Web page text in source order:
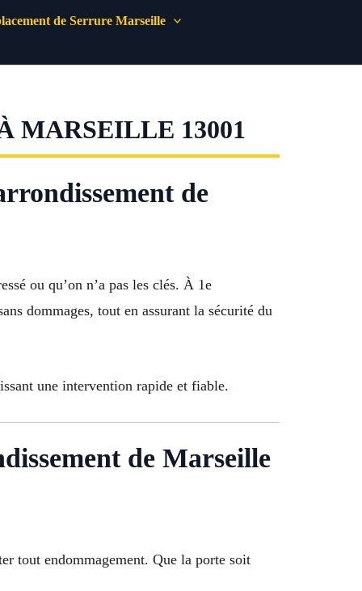
de Serrure Marseille
MARSEILLE 13001
de
ou qu’on n’a pas les clés. À 1e
dommages, tout en assurant la sécurité du
une intervention rapide et fiable.
de Marseille
tout endommagement. Que la porte soit